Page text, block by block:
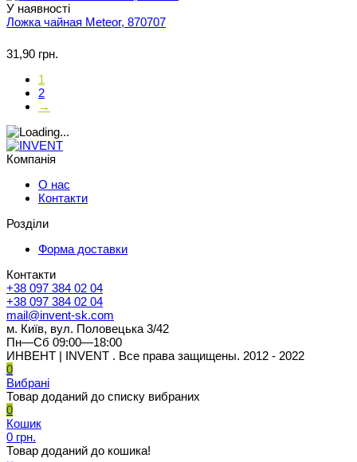
У наявності
Ложка чайная Meteor, 870707
31,90 грн.
1
2
→
Компанія
О нас
Контакти
Розділи
Форма доставки
Контакти
+38 097 384 02 04
+38 097 384 02 04
mail@invent-sk.com
м. Київ, вул. Половецька 3/42
Пн—Сб 09:00—18:00
ИНВЕНТ | INVENT . Все права защищены. 2012 - 2022
0
Вибрані
Товар доданий до списку вибраних
0
Кошик
0 грн.
Товар доданий до кошика!